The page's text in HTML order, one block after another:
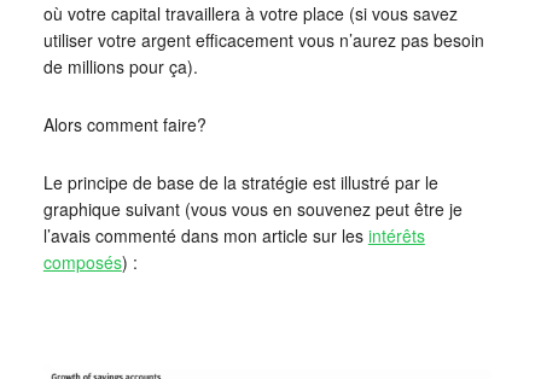
où votre capital travaillera à votre place (si vous savez
utiliser votre argent efficacement vous n’aurez pas besoin
de millions pour ça).
Alors comment faire?
Le principe de base de la stratégie est illustré par le
graphique suivant (vous vous en souvenez peut être je
l’avais commenté dans mon article sur les intérêts
composés) :